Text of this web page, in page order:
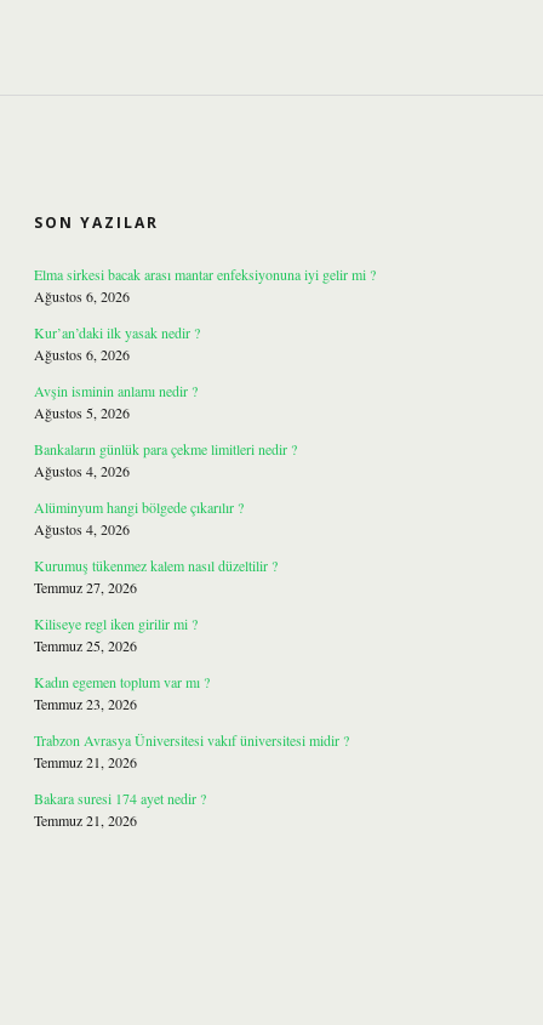
SON YAZILAR
Elma sirkesi bacak arası mantar enfeksiyonuna iyi gelir mi ?
Ağustos 6, 2026
Kur’an’daki ilk yasak nedir ?
Ağustos 6, 2026
Avşin isminin anlamı nedir ?
Ağustos 5, 2026
Bankaların günlük para çekme limitleri nedir ?
Ağustos 4, 2026
Alüminyum hangi bölgede çıkarılır ?
Ağustos 4, 2026
Kurumuş tükenmez kalem nasıl düzeltilir ?
Temmuz 27, 2026
Kiliseye regl iken girilir mi ?
Temmuz 25, 2026
Kadın egemen toplum var mı ?
Temmuz 23, 2026
Trabzon Avrasya Üniversitesi vakıf üniversitesi midir ?
Temmuz 21, 2026
Bakara suresi 174 ayet nedir ?
Temmuz 21, 2026